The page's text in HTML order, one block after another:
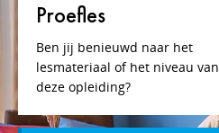
Proefles
Ben jij benieuwd naar het
lesmateriaal of het niveau van
deze opleiding?